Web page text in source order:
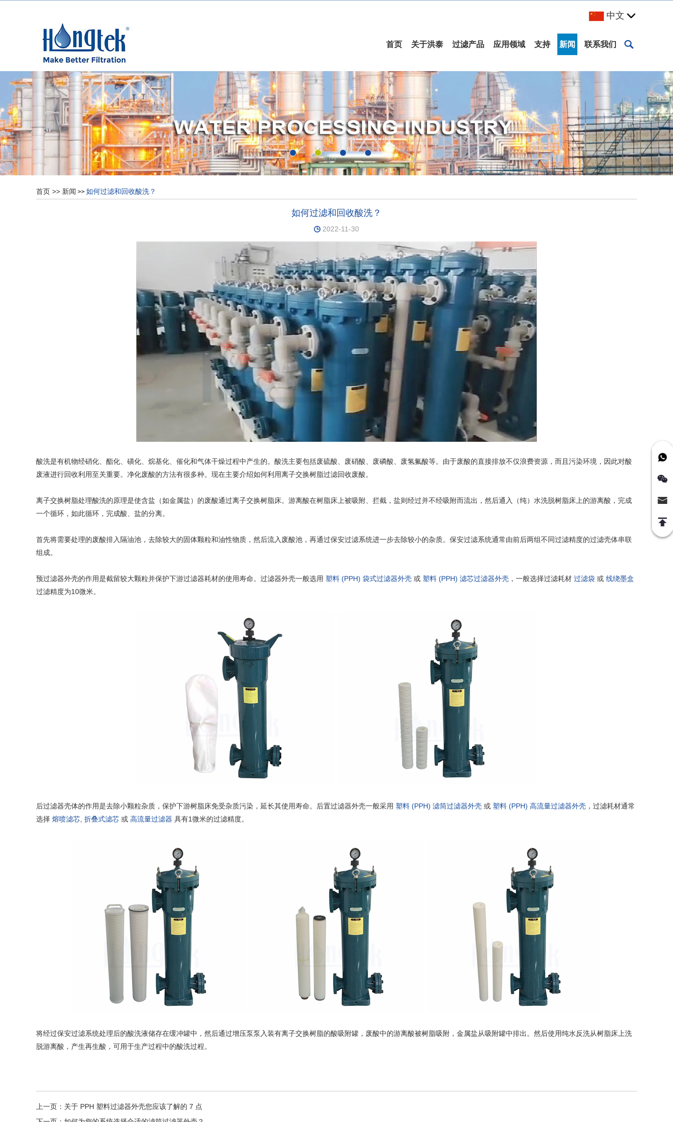
中文
首页 关于洪泰 过滤产品 应用领域 支持 新闻 联系我们
首页 >> 新闻 >> 如何过滤和回收酸洗？
如何过滤和回收酸洗？
2022-11-30
酸洗是有机物经硝化、酯化、磺化、烷基化、催化和气体干燥过程中产生的。酸洗主要包括废硫酸、废硝酸、废磷酸、废氢氟酸等。由于废酸的直接排放不仅浪费资源，而且污染环境，因此对酸
废液进行回收利用至关重要。净化废酸的方法有很多种。现在主要介绍如何利用离子交换树脂过滤回收废酸。
离子交换树脂处理酸洗的原理是使含盐（如金属盐）的废酸通过离子交换树脂床。游离酸在树脂床上被吸附、拦截，盐则经过并不经吸附而流出，然后通入（纯）水洗脱树脂床上的游离酸，完成
一个循环，如此循环，完成酸、盐的分离。
首先将需要处理的废酸排入隔油池，去除较大的固体颗粒和油性物质，然后流入废酸池，再通过保安过滤系统进一步去除较小的杂质。保安过滤系统通常由前后两组不同过滤精度的过滤壳体串联
组成。
预过滤器外壳的作用是截留较大颗粒并保护下游过滤器耗材的使用寿命。过滤器外壳一般选用 塑料 (PPH) 袋式过滤器外壳 或 塑料 (PPH) 滤芯过滤器外壳 ，一般选择过滤耗材 过滤袋 或 线绕墨盒
过滤精度为10微米。
后过滤器壳体的作用是去除小颗粒杂质，保护下游树脂床免受杂质污染，延长其使用寿命。后置过滤器外壳一般采用 塑料 (PPH) 滤筒过滤器外壳 或 塑料 (PPH) 高流量过滤器外壳 ，过滤耗材通常
选择 熔喷滤芯 折叠式滤芯 或 高流量过滤器 具有1微米的过滤精度。
将经过保安过滤系统处理后的酸洗液储存在缓冲罐中，然后通过增压泵泵入装有离子交换树脂的酸吸附罐，废酸中的游离酸被树脂吸附，金属盐从吸附罐中排出。然后使用纯水反洗从树脂床上洗
脱游离酸，产生再生酸，可用于生产过程中的酸洗过程。
上一页： 关于 PPH 塑料过滤器外壳您应该了解的 7 点